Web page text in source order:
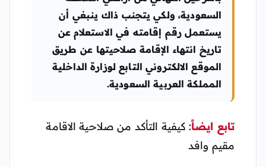
السعودية، ولكي يتجنب ذاك ينبغي أن
يستعمل رقم إقامته في الاستعلام عن
تاريخ انتهاء الإقامة صلاحيتها عن طريق
الموقع الالكتروني التابع لوزارة الداخلية
المملكة العربية السعودية.
تابع ايضاً: كيفية التأكد من صلاحية الاقامة
مقيم وافد